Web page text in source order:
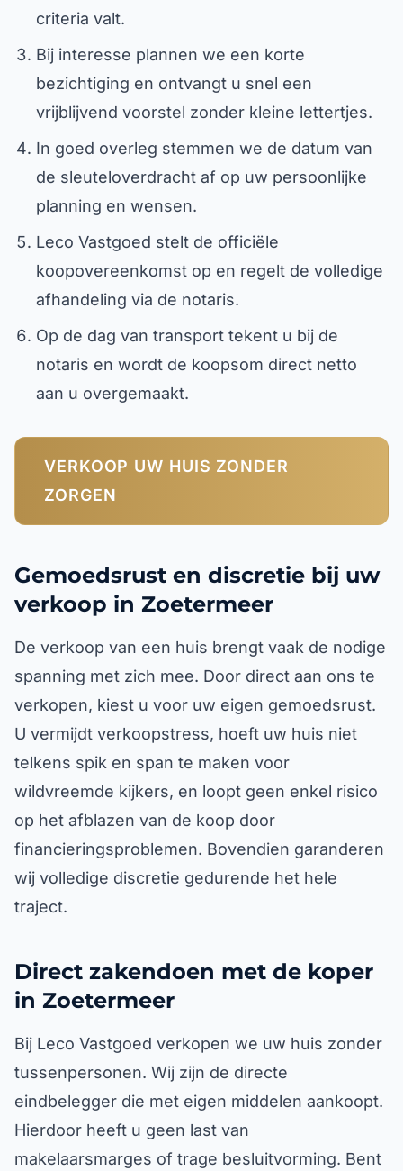
criteria valt.
Bij interesse plannen we een korte
bezichtiging en ontvangt u snel een
vrijblijvend voorstel zonder kleine lettertjes.
In goed overleg stemmen we de datum van
de sleuteloverdracht af op uw persoonlijke
planning en wensen.
Leco Vastgoed stelt de officiële
koopovereenkomst op en regelt de volledige
afhandeling via de notaris.
Op de dag van transport tekent u bij de
notaris en wordt de koopsom direct netto
aan u overgemaakt.
VERKOOP UW HUIS ZONDER
ZORGEN
Gemoedsrust en discretie bij uw
verkoop in Zoetermeer
De verkoop van een huis brengt vaak de nodige
spanning met zich mee. Door direct aan ons te
verkopen, kiest u voor uw eigen gemoedsrust.
U vermijdt verkoopstress, hoeft uw huis niet
telkens spik en span te maken voor
wildvreemde kijkers, en loopt geen enkel risico
op het afblazen van de koop door
financieringsproblemen. Bovendien garanderen
wij volledige discretie gedurende het hele
traject.
Direct zakendoen met de koper
in Zoetermeer
Bij Leco Vastgoed verkopen we uw huis zonder
tussenpersonen. Wij zijn de directe
eindbelegger die met eigen middelen aankoopt.
Hierdoor heeft u geen last van
makelaarsmarges of trage besluitvorming. Bent